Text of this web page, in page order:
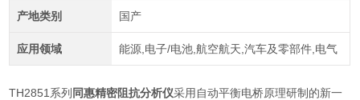
产地类别 国产
应用领域 能源,电子/电池,航空航天,汽车及零部件,电气
TH2851 系列 同惠精密阻抗分析仪采用自动平衡电桥原理研制的新一